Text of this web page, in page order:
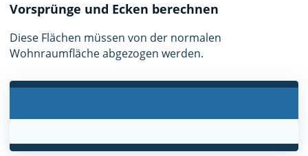
Vorsprünge und Ecken berechnen
Diese Flächen müssen von der normalen
Wohnraumfläche abgezogen werden.